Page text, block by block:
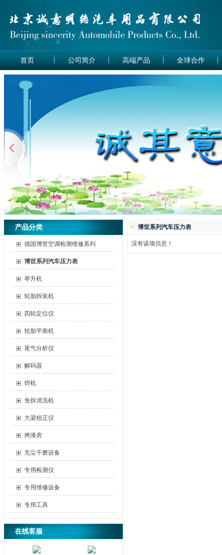
首页 公司简介 高端产品 全球合作
产品分类
德国博世空调检测维修系列
博世系列汽车压力表
举升机
轮胎拆装机
四轮定位仪
轮胎平衡机
尾气分析仪
解码器
焊机
免拆清洗机
大梁校正仪
烤漆房
无尘干磨设备
专用检测仪
专用维修设备
专用工具
在线客服
博世系列汽车压力表
没有该项信息！